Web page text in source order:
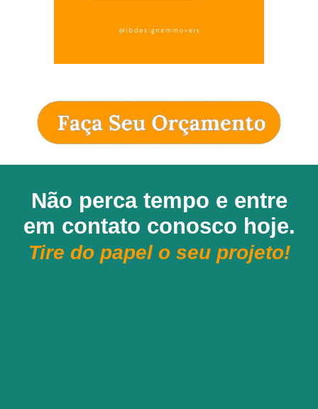
Não perca tempo e entre
em contato conosco hoje.
Tire do papel o seu projeto!